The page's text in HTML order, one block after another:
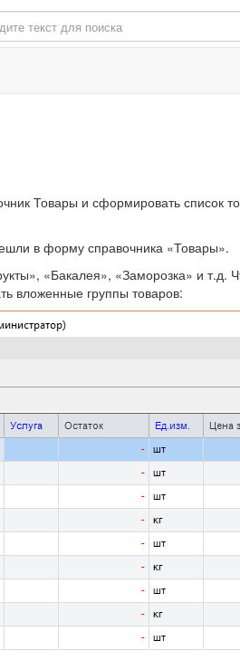
Товары и сформировать список
в форму справочника «Товары».
«Бакалея», «Заморозка» и т.д.
вложенные группы товаров: